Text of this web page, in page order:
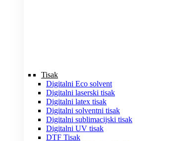
Tisak
Digitalni Eco solvent
Digitalni laserski tisak
Digitalni latex tisak
Digitalni solventni tisak
Digitalni sublimacijski tisak
Digitalni UV tisak
DTF Tisak